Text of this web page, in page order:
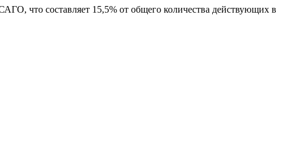
что составляет 15,5% от общего количества действующих в